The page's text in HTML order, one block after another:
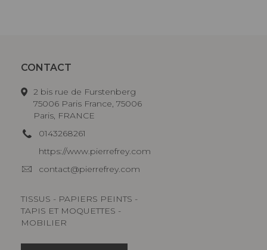
CONTACT
2 bis rue de Furstenberg
75006 Paris France, 75006
Paris, FRANCE
0143268261
https://www.pierrefrey.com
contact@pierrefrey.com
TISSUS - PAPIERS PEINTS -
TAPIS ET MOQUETTES -
MOBILIER